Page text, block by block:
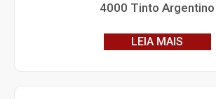
4000 Tinto Argentino
LEIA MAIS